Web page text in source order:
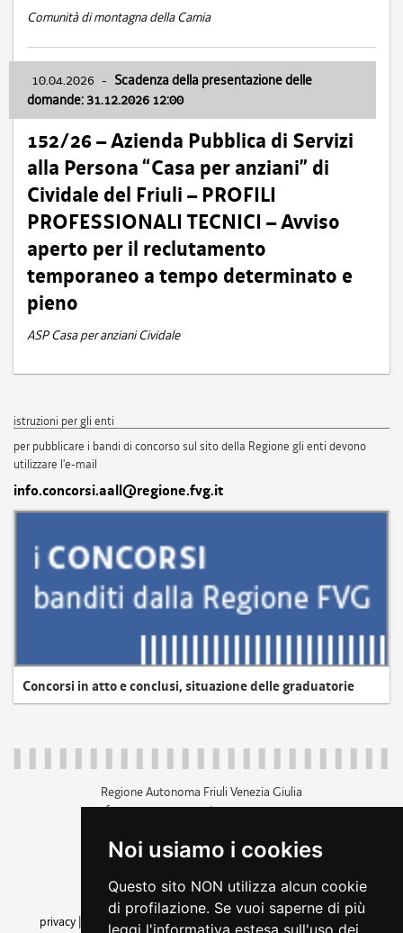
Noi usiamo i cookies
Questo sito NON utilizza alcun cookie
di profilazione. Se vuoi saperne di più
leggi l'informativa estesa sull'uso dei
Comunità di montagna della Carnia
10.04.2026 - Scadenza della presentazione delle
domande: 31.12.2026 12:00
152/26 – Azienda Pubblica di Servizi
alla Persona “Casa per anziani” di
Cividale del Friuli – PROFILI
PROFESSIONALI TECNICI – Avviso
aperto per il reclutamento
temporaneo a tempo determinato e
pieno
ASP Casa per anziani Cividale
istruzioni per gli enti
per pubblicare i bandi di concorso sul sito della Regione gli enti devono
utilizzare l'e-mail
info.concorsi.aall@regione.fvg.it
Concorsi in atto e conclusi, situazione delle graduatorie
Regione Autonoma Friuli Venezia Giulia
c.f. 80014930327; p.iva 00526040324
+39 040 3771111
amministrazione trasparente
privacy
cookie |note legali accessibilità
dichiarazione di